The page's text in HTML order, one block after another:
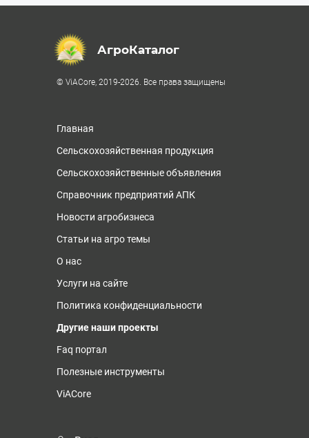
АгроКаталог
© ViACore, 2019-2026. Все права защищены
Главная
Сельскохозяйственная продукция
Сельскохозяйственные объявления
Справочник предприятий АПК
Новости агробизнеса
Статьи на агро темы
О нас
Услуги на сайте
Политика конфиденциальности
Другие наши проекты
Faq портал
Полезные инструменты
ViACore